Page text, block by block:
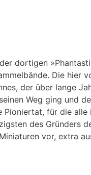
dortigen
Die hier
der über lange
Weg ging und
für die
des Gründers
vor, extra